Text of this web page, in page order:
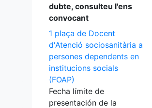
dubte, consulteu l'ens
convocant
1 plaça de Docent
d'Atenció sociosanitària a
persones dependents en
institucions socials
(FOAP)
Fecha límite de
presentación de la